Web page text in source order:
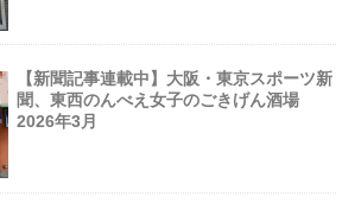
【新聞記事連載中】大阪・東京スポーツ新
聞、東西のんべえ女子のごきげん酒場
2026年3月